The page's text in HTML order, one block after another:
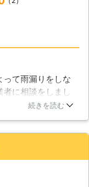
って雨漏りをしな
に相談をしまし
トにして確認して
続きを読む